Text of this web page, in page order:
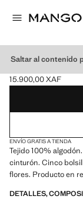
Saltar al contenido
JEANS
Precio actual
15.900,00 XAF
Selecciona un color
ENVÍO GRATIS A TIENDA
Tejido 100%
cinturón. Cinco
flores. Producto en
DETALLES,